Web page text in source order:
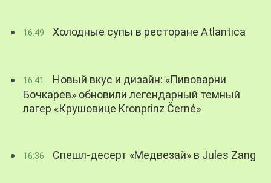
16:49 Холодные супы в ресторане Atlantica
16:41
Новый вкус и дизайн: «Пивоварни
Бочкарев» обновили легендарный темный
лагер «Крушовице Kronprinz Černé»
16:36 Спешл-десерт «Медвезай» в Jules Zang